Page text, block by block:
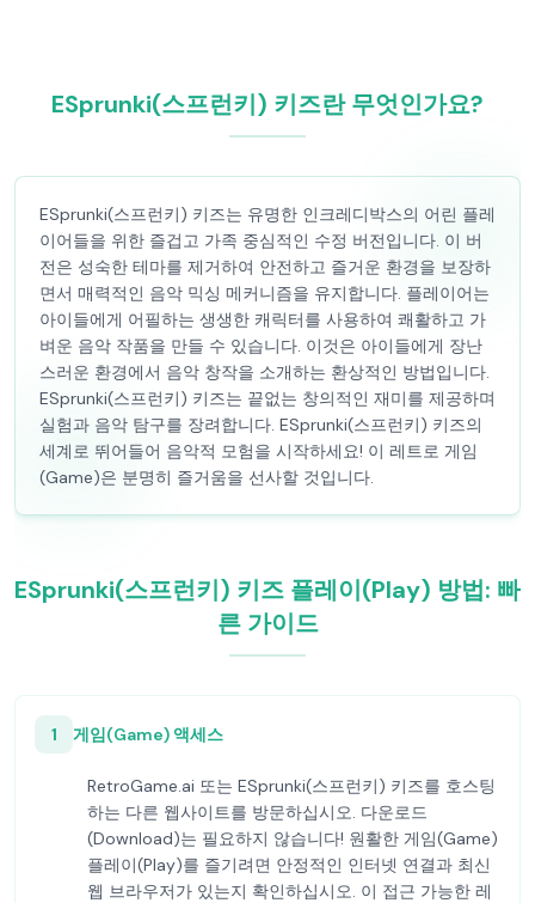
ESprunki(스프런키) 키즈란 무엇인가요?
ESprunki(스프런키) 키즈는 유명한 인크레디박스의 어린 플레
이어들을 위한 즐겁고 가족 중심적인 수정 버전입니다. 이 버
전은 성숙한 테마를 제거하여 안전하고 즐거운 환경을 보장하
면서 매력적인 음악 믹싱 메커니즘을 유지합니다. 플레이어는
아이들에게 어필하는 생생한 캐릭터를 사용하여 쾌활하고 가
벼운 음악 작품을 만들 수 있습니다. 이것은 아이들에게 장난
스러운 환경에서 음악 창작을 소개하는 환상적인 방법입니다.
ESprunki(스프런키) 키즈는 끝없는 창의적인 재미를 제공하며
실험과 음악 탐구를 장려합니다. ESprunki(스프런키) 키즈의
세계로 뛰어들어 음악적 모험을 시작하세요! 이 레트로 게임
(Game)은 분명히 즐거움을 선사할 것입니다.
ESprunki(스프런키) 키즈 플레이(Play) 방법: 빠
른 가이드
1 게임(Game) 액세스
RetroGame.ai 또는 ESprunki(스프런키) 키즈를 호스팅
하는 다른 웹사이트를 방문하십시오. 다운로드
(Download)는 필요하지 않습니다! 원활한 게임(Game)
플레이(Play)를 즐기려면 안정적인 인터넷 연결과 최신
웹 브라우저가 있는지 확인하십시오. 이 접근 가능한 레